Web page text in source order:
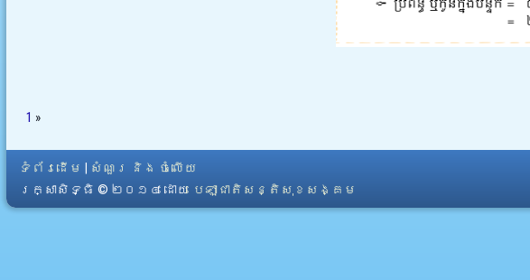
1 »
ទំព័រដើម
សំណួរ និង ចំលើយ
រក្សាសិទ្ធិ © ២០១៤ ដោយ​ បេឡាជាតិសន្តិសុខសង្គម